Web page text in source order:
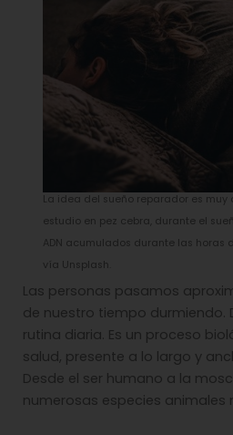
La idea del sueño reparador es
estudio en pez cebra, durante el
ADN acumulados durante las horas
vía Unsplash.
Las personas pasamos
de nuestro tiempo durmiendo.
rutina diaria. Es un proceso
salud, presente a lo largo y
Desde el ser humano a la
numerosas especies animales